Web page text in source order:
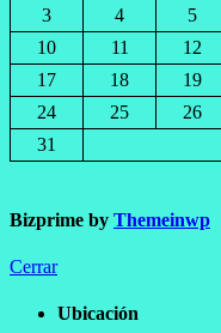
3
4 5
10
11 12
17
18 19
24
25 26
31
Bizprime by Themeinwp
Cerrar
Ubicación